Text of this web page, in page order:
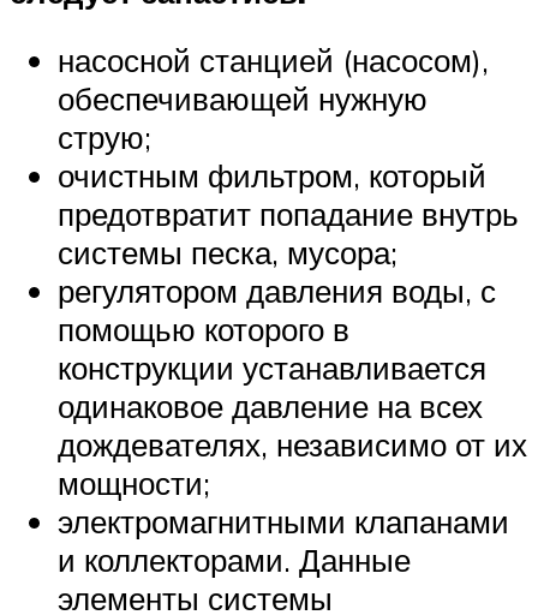
насосной станцией (насосом),
обеспечивающей нужную
струю;
очистным фильтром, который
предотвратит попадание внутрь
системы песка, мусора;
регулятором давления воды, с
помощью которого в
конструкции устанавливается
одинаковое давление на всех
дождевателях, независимо от их
мощности;
электромагнитными клапанами
и коллекторами. Данные
элементы системы